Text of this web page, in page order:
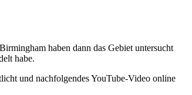
haben dann das Gebiet untersucht
habe.
und nachfolgendes YouTube-Video online